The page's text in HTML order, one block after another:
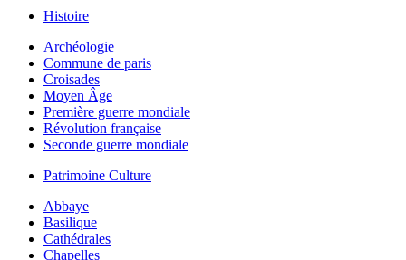
Histoire
Archéologie
Commune de paris
Croisades
Moyen Âge
Première guerre mondiale
Révolution française
Seconde guerre mondiale
Patrimoine Culture
Abbaye
Basilique
Cathédrales
Chapelles